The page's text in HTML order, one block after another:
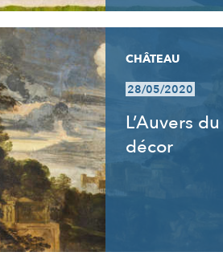
CHÂTEAU
28/05/2020
L’Auvers du
décor